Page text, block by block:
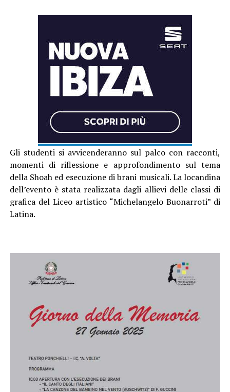
Gli studenti si avvicenderanno sul palco con racconti,
momenti di riflessione e approfondimento sul tema
della Shoah ed esecuzione di brani musicali. La locandina
dell’evento è stata realizzata dagli allievi delle classi di
grafica del Liceo artistico “Michelangelo Buonarroti” di
Latina.